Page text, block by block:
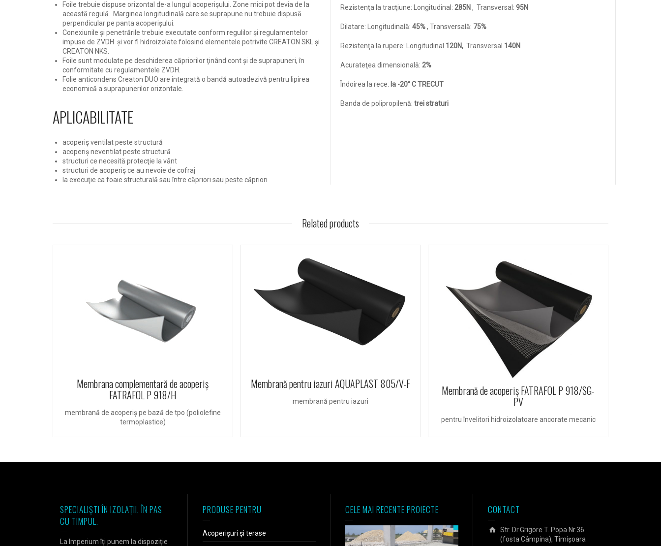
Foile trebuie dispuse orizontal de-a lungul acoperişului. Zone mici pot devia de la
această regulă. Marginea longitudinală care se suprapune nu trebuie dispusă
perpendicular pe panta acoperişului.
Conexiunile şi penetrările trebuie executate conform regulilor şi regulamentelor
impuse de ZVDH şi vor fi hidroizolate folosind elementele potrivite CREATON SKL şi
CREATON NKS.
Foile sunt modulate pe deschiderea căpriorilor ţinând cont şi de suprapuneri, în
conformitate cu regulamentele ZVDH.
Folie anticondens Creaton DUO are integrată o bandă autoadezivă pentru lipirea
economică a suprapunerilor orizontale.
APLICABILITATE
acoperiş ventilat peste structură
acoperiş neventilat peste structură
structuri ce necesită protecţie la vânt
structuri de acoperiş ce au nevoie de cofraj
la execuţie ca foaie structurală sau între căpriori sau peste căpriori
Rezistenţa la tracţiune: Longitudinal: 285N , Transversal: 95N
Dilatare: Longitudinală: 45%, Transversală: 75%
Rezistenţa la rupere: Longitudinal 120N, Transversal 140N
Acurateţea dimensională: 2%
Îndoirea la rece: la -20° C TRECUT
Banda de polipropilenă: trei straturi
Related products
Membrana complementară de acoperiș
FATRAFOL P 918/H
membrană de acoperiş pe bază de tpo (poliolefine
termoplastice)
Membrană pentru iazuri AQUAPLAST 805/V-F
membrană pentru iazuri
Membrană de acoperiș FATRAFOL P 918/SG-
PV
pentru învelitori hidroizolatoare ancorate mecanic
SPECIALIȘTI ÎN IZOLAȚII. ÎN PAS
CU TIMPUL.
La Imperium îți punem la dispoziție
PRODUSE PENTRU
Acoperișuri și terase
CELE MAI RECENTE PROIECTE CONTACT
Str. Dr.Grigore T. Popa Nr.36
(fosta Câmpina), Timișoara